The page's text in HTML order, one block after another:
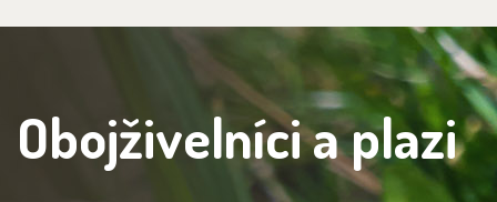
Obojživelníci a plazi